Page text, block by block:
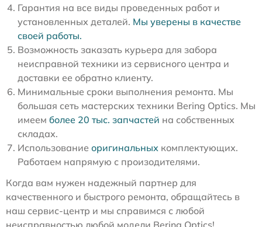
Гарантия на все виды проведенных работ и
установленных деталей. Мы уверены в качестве
своей работы.
Возможность заказать курьера для забора
неисправной техники из сервисного центра и
доставки ее обратно клиенту.
Минимальные сроки выполнения ремонта. Мы
большая сеть мастерских техники Bering Optics. Мы
имеем более 20 тыс. запчастей на собственных
складах.
Использование оригинальных комплектующих.
Работаем напрямую с произодителями.
Когда вам нужен надежный партнер для
качественного и быстрого ремонта, обращайтесь в
наш сервис-центр и мы справимся с любой
неисправностью любой модели Bering Optics!